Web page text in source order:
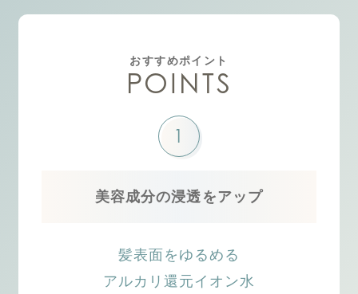
おすすめポイント
POINTS
1
美容成分の浸透をアップ
髪表面をゆるめる
アルカリ還元イオン水